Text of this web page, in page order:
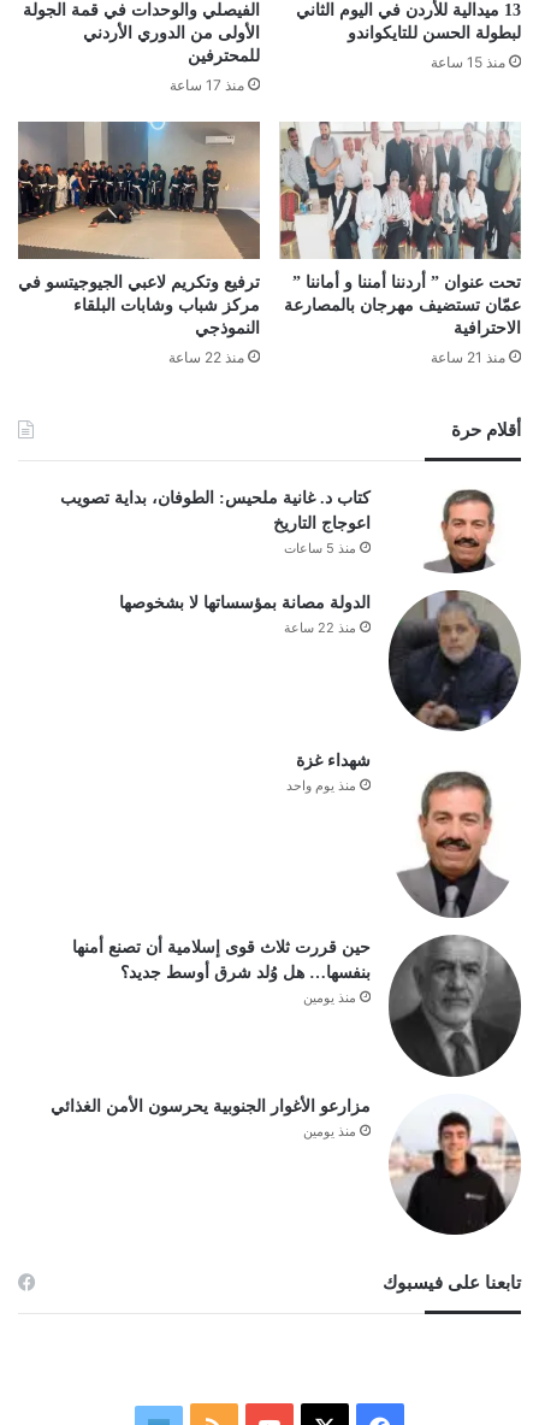
13 ميدالية للأردن في اليوم الثاني
لبطولة الحسن للتايكواندو
منذ 15 ساعة
الفيصلي والوحدات في قمة الجولة
الأولى من الدوري الأردني
للمحترفين
منذ 17 ساعة
تحت عنوان ” أردننا أمننا و أماننا ”
عمّان تستضيف مهرجان بالمصارعة
الاحترافية
منذ 21 ساعة
ترفيع وتكريم لاعبي الجيوجيتسو في
مركز شباب وشابات البلقاء
النموذجي
منذ 22 ساعة
أقلام حرة
كتاب د. غانية ملحيس: الطوفان، بداية تصويب
اعوجاج التاريخ
منذ 5 ساعات
الدولة مصانة بمؤسساتها لا بشخوصها
منذ 22 ساعة
شهداء غزة
منذ يوم واحد
حين قررت ثلاث قوى إسلامية أن تصنع أمنها
بنفسها… هل وُلد شرق أوسط جديد؟
منذ يومين
مزارعو الأغوار الجنوبية يحرسون الأمن الغذائي
منذ يومين
تابعنا على فيسبوك